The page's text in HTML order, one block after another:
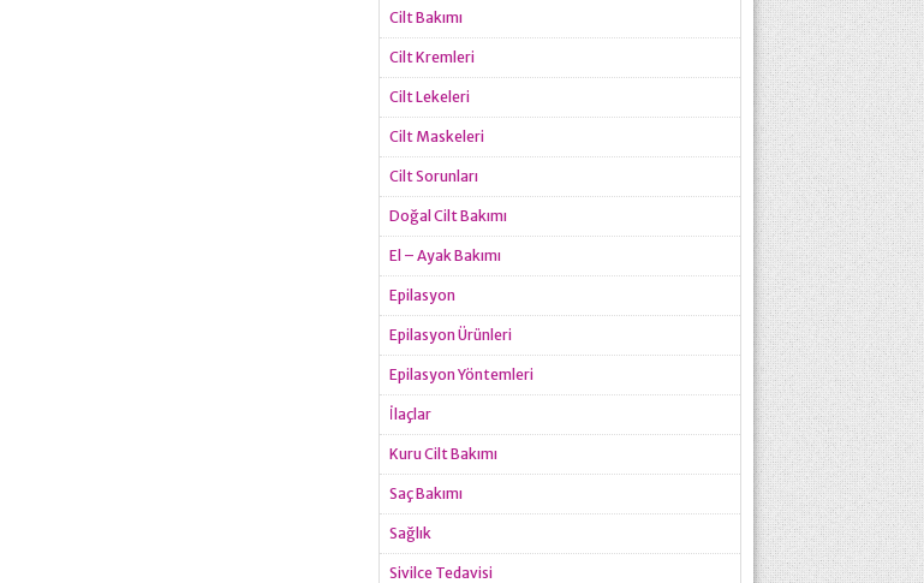
Cilt Bakımı
Cilt Kremleri
Cilt Lekeleri
Cilt Maskeleri
Cilt Sorunları
Doğal Cilt Bakımı
El – Ayak Bakımı
Epilasyon
Epilasyon Ürünleri
Epilasyon Yöntemleri
İlaçlar
Kuru Cilt Bakımı
Saç Bakımı
Sağlık
Sivilce Tedavisi